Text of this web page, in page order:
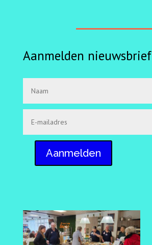
Aanmelden nieuwsbrief
Aanmelden